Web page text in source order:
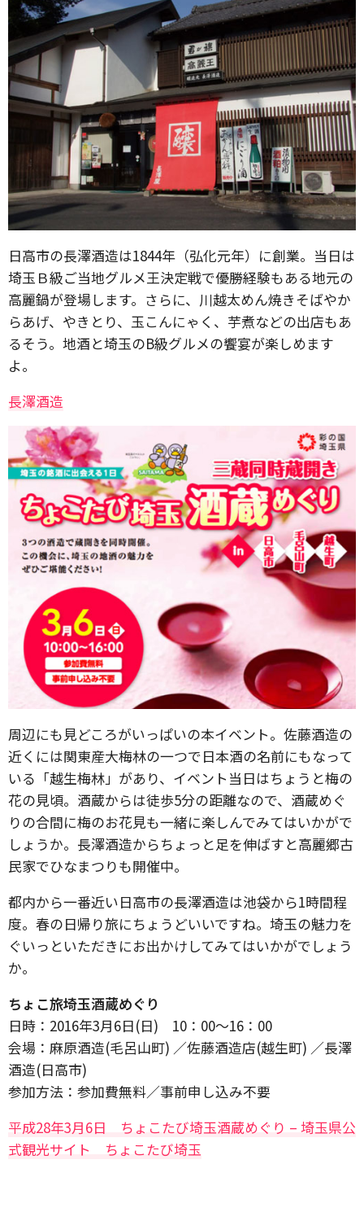
日高市の長澤酒造は1844年（弘化元年）に創業。当日は
埼玉Ｂ級ご当地グルメ王決定戦で優勝経験もある地元の
高麗鍋が登場します。さらに、川越太めん焼きそばやか
らあげ、やきとり、玉こんにゃく、芋煮などの出店もあ
るそう。地酒と埼玉のB級グルメの饗宴が楽しめます
よ。
長澤酒造
周辺にも見どころがいっぱいの本イベント。佐藤酒造の
近くには関東産大梅林の一つで日本酒の名前にもなって
いる「越生梅林」があり、イベント当日はちょうと梅の
花の見頃。酒蔵からは徒歩5分の距離なので、酒蔵めぐ
りの合間に梅のお花見も一緒に楽しんでみてはいかがで
しょうか。長澤酒造からちょっと足を伸ばすと高麗郷古
民家でひなまつりも開催中。
都内から一番近い日高市の長澤酒造は池袋から1時間程
度。春の日帰り旅にちょうどいいですね。埼玉の魅力を
ぐいっといただきにお出かけしてみてはいかがでしょう
か。
ちょこ旅埼玉酒蔵めぐり
日時：2016年3月6日(日) 10：00〜16：00
会場：麻原酒造(毛呂山町) ／佐藤酒造店(越生町) ／長澤
酒造(日高市)
参加方法：参加費無料／事前申し込み不要
平成28年3月6日 ちょこたび埼玉酒蔵めぐり – 埼玉県公
式観光サイト ちょこたび埼玉